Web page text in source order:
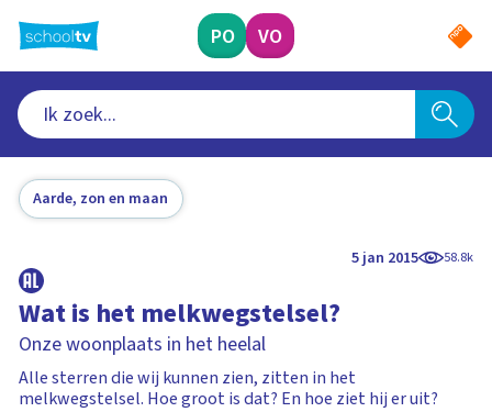
naar
hoofdinhoud
PO VO
Aarde, zon en maan
5 jan 2015 58.8k
Wat is het melkwegstelsel?
Onze woonplaats in het heelal
Alle sterren die wij kunnen zien, zitten in het
melkwegstelsel. Hoe groot is dat? En hoe ziet hij er uit?